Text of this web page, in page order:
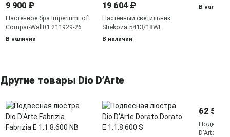
9 900 ₽
Настенное бра ImperiumLoft
Compar-Wall01 211929-26
В наличии
19 604 ₽
Настенный светильник
Strekoza 5413/18WL
В наличии
В наличии
Другие товары Dio D’Arte
62 583
D'Arte